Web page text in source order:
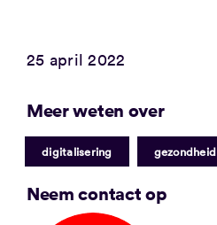
25 april 2022
Meer weten over
digitalisering gezondheid
Neem contact op